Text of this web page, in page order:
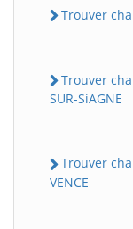
Trouver
Trouver
SUR-SiAGNE
Trouver
VENCE